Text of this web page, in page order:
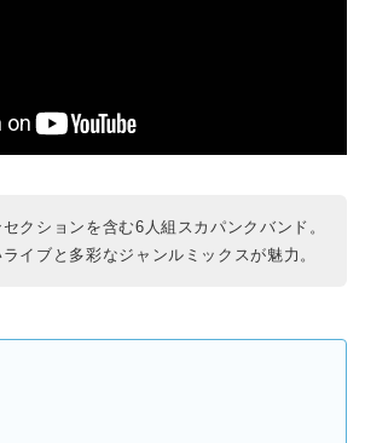
クションを含む6人組スカパンクバンド。
イブと多彩なジャンルミックスが魅力。